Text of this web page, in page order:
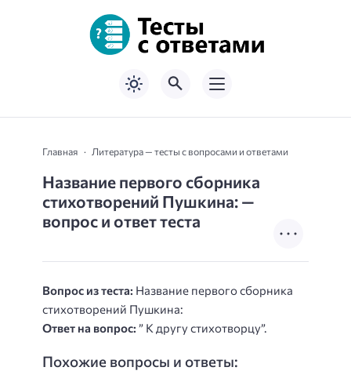
Главная Литература — тесты с вопросами и ответами
Название первого сборника
стихотворений Пушкина: —
вопрос и ответ теста
Вопрос из теста: Название первого сборника
стихотворений Пушкина:
Ответ на вопрос: ” К другу стихотворцу”.
Похожие вопросы и ответы: